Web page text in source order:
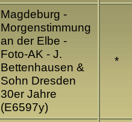
Magdeburg -
Morgenstimmung
an der Elbe -
Foto-AK - J.
Bettenhausen &
Sohn Dresden
30er Jahre
(E6597y)
*